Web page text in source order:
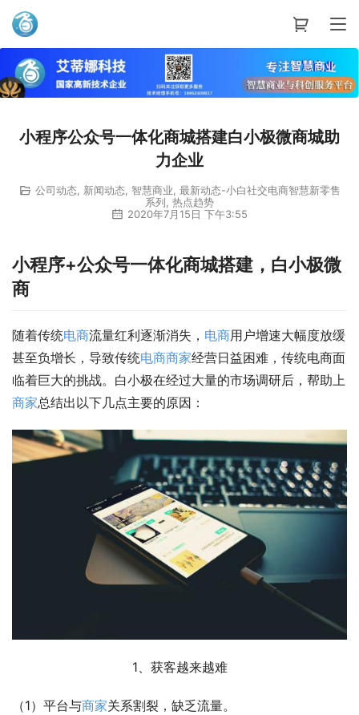
艾蒂娜科技
小程序公众号一体化商城搭建白小极微商城助
力企业
公司动态, 新闻动态, 智慧商业 最新动态-小白社交电商智慧新零售
系列, 热点趋势
2020年7月15日 下午3:55
小程序+公众号一体化商城搭建，白小极微
商
随着传统电商流量红利逐渐消失， 电商用户增速大幅度放缓
甚至负增长，导致传统电商商家经营日益困难，传统电商面
临着巨大的挑战。白小极在经过大量的市场调研后，帮助上
商家总结出以下几点主要的原因：
1、获客越来越难
（1）平台与商家关系割裂，缺乏流量。